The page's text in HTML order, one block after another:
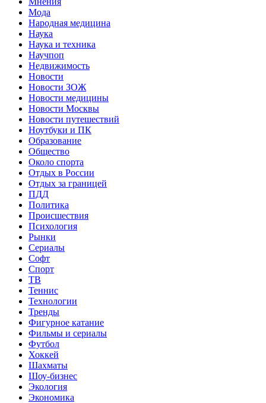
Мода
Народная медицина
Наука
Наука и техника
Научпоп
Недвижимость
Новости
Новости ЗОЖ
Новости медицины
Новости Москвы
Новости путешествий
Ноутбуки и ПК
Образование
Общество
Около спорта
Отдых в России
Отдых за границей
ПДД
Политика
Происшествия
Психология
Рынки
Сериалы
Софт
Спорт
ТВ
Теннис
Технологии
Тренды
Фигурное катание
Фильмы и сериалы
Футбол
Хоккей
Шахматы
Шоу-бизнес
Экология
Экономика